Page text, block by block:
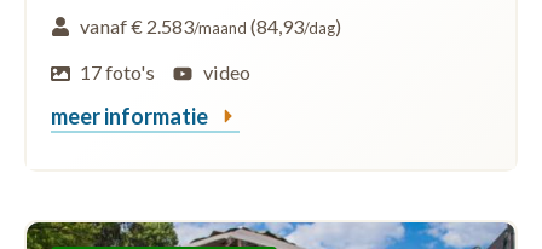
vanaf € 2.583/maand (84,93/dag)
17 foto's
video
meer informatie